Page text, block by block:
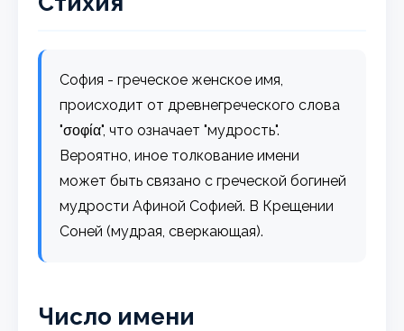
София - греческое женское имя,
происходит от древнегреческого слова
"σοφία", что означает "мудрость".
Вероятно, иное толкование имени
может быть связано с греческой богиней
мудрости Афиной Софией. В Крещении
Соней (мудрая, сверкающая).
Число имени